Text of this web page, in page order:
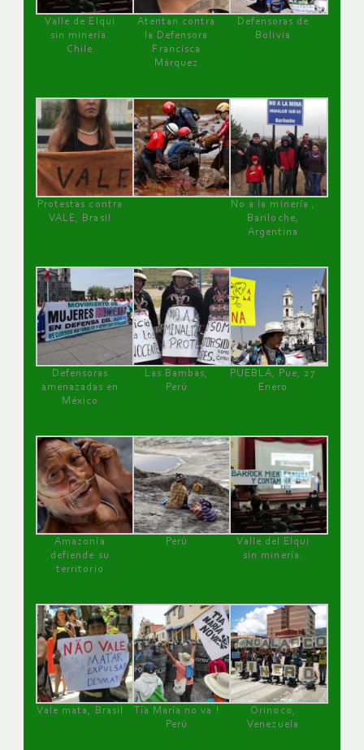
Valle de Elqui
sin minería.
Chile
Atentan contra
la Defensora
Francisca
Márquez
Defensoras de
Bolivia
Protestas contra
VALE, Brasil
No a la minería ,
Bariloche,
Argentina
Defensoras
amenazadas en
México
Las Bambas,
Perú
PUEBLA, Pue, 27
Enero
Amazonía
defiende su
territorio
Perú
Valle del Elqui
sin minería.
Vale mata, Brasil
Tía María no va !
Perú
Orinoco,
Venezuela